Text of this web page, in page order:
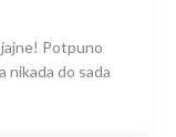
Potpuno
nikada do sada